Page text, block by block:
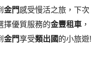
金門感受慢活之旅，下次
擇優質服務的金豐租車 ，
金門享受類出國的小旅遊!